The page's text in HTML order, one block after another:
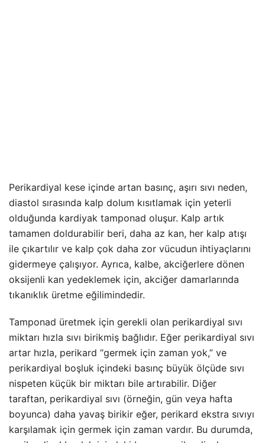
Perikardiyal kese içinde artan basınç, aşırı sıvı neden,
diastol sırasında kalp dolum kısıtlamak için yeterli
olduğunda kardiyak tamponad oluşur. Kalp artık
tamamen doldurabilir beri, daha az kan, her kalp atışı
ile çıkartılır ve kalp çok daha zor vücudun ihtiyaçlarını
gidermeye çalışıyor. Ayrıca, kalbe, akciğerlere dönen
oksijenli kan yedeklemek için, akciğer damarlarında
tıkanıklık üretme eğilimindedir.
Tamponad üretmek için gerekli olan perikardiyal sıvı
miktarı hızla sıvı birikmiş bağlıdır. Eğer perikardiyal sıvı
artar hızla, perikard “germek için zaman yok,” ve
perikardiyal boşluk içindeki basınç büyük ölçüde sıvı
nispeten küçük bir miktarı bile artırabilir. Diğer
taraftan, perikardiyal sıvı (örneğin, gün veya hafta
boyunca) daha yavaş birikir eğer, perikard ekstra sıvıyı
karşılamak için germek için zaman vardır. Bu durumda,